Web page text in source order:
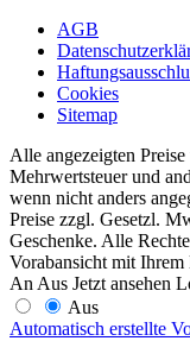
AGB
Cookies
Sitemap
Alle angezeigten
Mehrwertsteuer und
wenn nicht anders
Preise zzgl. Gesetzl.
Geschenke. Alle
Vorabansicht mit
An Aus Jetzt ansehen
Aus
Automatisch erstellte